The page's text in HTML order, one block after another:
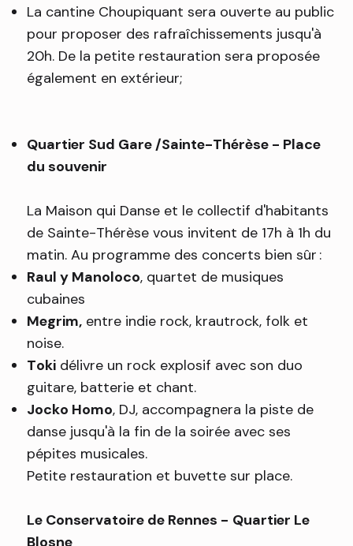
La cantine Choupiquant sera ouverte au public
pour proposer des rafraîchissements jusqu'à
20h. De la petite restauration sera proposée
également en extérieur;
Quartier Sud Gare /Sainte-Thérèse - Place
du souvenir
La Maison qui Danse et le collectif d'habitants
de Sainte-Thérèse vous invitent de 17h à 1h du
matin. Au programme des concerts bien sûr :
Raul y Manoloco, quartet de musiques
cubaines
Megrim, entre indie rock, krautrock, folk et
noise.
Toki délivre un rock explosif avec son duo
guitare, batterie et chant.
Jocko Homo, DJ, accompagnera la piste de
danse jusqu'à la fin de la soirée avec ses
pépites musicales.
Petite restauration et buvette sur place.
Le Conservatoire de Rennes - Quartier Le
Blosne